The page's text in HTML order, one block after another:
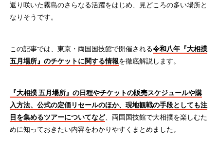
返り咲いた霧島のさらなる活躍をはじめ、見どころの多い場所と
なりそうです。
この記事では、東京・両国国技館で開催される令和八年『大相撲
五月場所』のチケットに関する情報を徹底解説します。
『大相撲 五月場所』の日程やチケットの販売スケジュールや購
入方法、公式の定価リセールのほか、現地観戦の手段としても注
目を集めるツアーについてなど、両国国技館で大相撲を楽しむた
めに知っておきたい内容をわかりやすくまとめました。